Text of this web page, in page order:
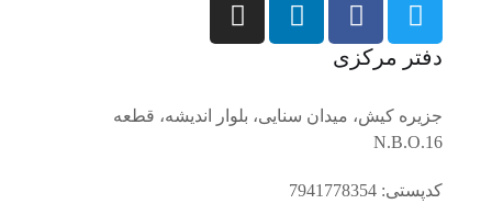
دفتر مرکزی
جزیره کیش، میدان سنایی، بلوار اندیشه، قطعه
N.B.O.16
کدپستی: 7941778354